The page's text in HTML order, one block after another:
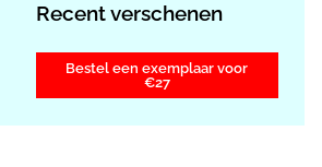
Recent verschenen
Bestel een exemplaar voor
€27